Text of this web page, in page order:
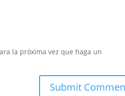
la próxima vez que haga un